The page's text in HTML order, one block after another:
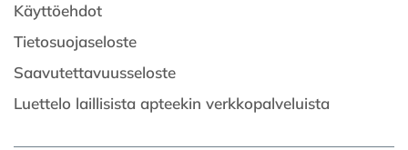
Käyttöehdot
Tietosuojaseloste
Saavutettavuusseloste
Luettelo laillisista apteekin verkkopalveluista